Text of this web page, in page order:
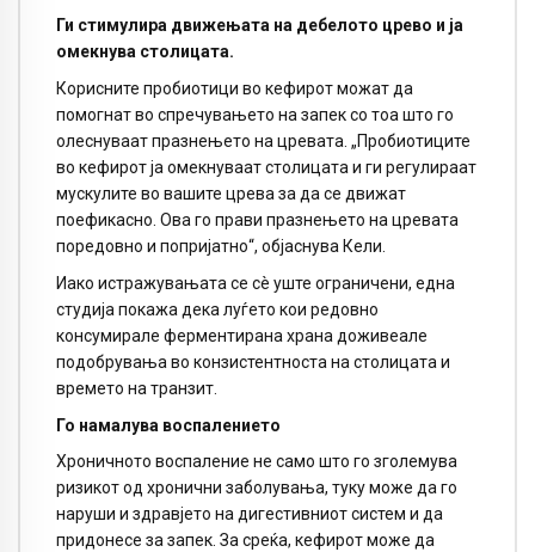
Ги стимулира движењата на дебелото црево и ја
омекнува столицата.
Корисните пробиотици во кефирот можат да
помогнат во спречувањето на запек со тоа што го
олеснуваат празнењето на цревата. „Пробиотиците
во кефирот ја омекнуваат столицата и ги регулираат
мускулите во вашите црева за да се движат
поефикасно. Ова го прави празнењето на цревата
поредовно и попријатно“, објаснува Кели.
Иако истражувањата се сè уште ограничени, една
студија покажа дека луѓето кои редовно
консумирале ферментирана храна доживеале
подобрувања во конзистентноста на столицата и
времето на транзит.
Го намалува воспалението
Хроничното воспаление не само што го зголемува
ризикот од хронични заболувања, туку може да го
наруши и здравјето на дигестивниот систем и да
придонесе за запек. За среќа, кефирот може да